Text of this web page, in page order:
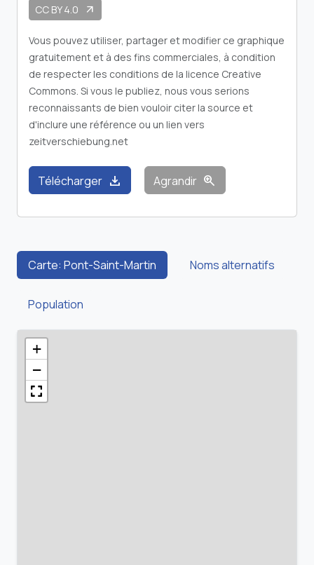
CC BY 4.0 arrow_outward
Vous pouvez utiliser, partager et modifier ce graphique
gratuitement et à des fins commerciales, à condition
de respecter les conditions de la licence Creative
Commons. Si vous le publiez, nous vous serions
reconnaissants de bien vouloir citer la source et
d'inclure une référence ou un lien vers
zeitverschiebung.net
Télécharger download Agrandir zoom_in
Carte: Pont-Saint-Martin Noms alternatifs
Population
+
−